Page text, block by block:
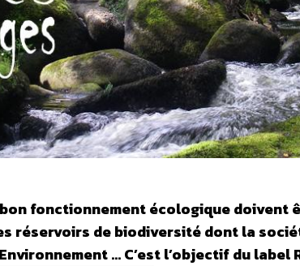
fonctionnement écologique doivent
réservoirs de biodiversité dont la
… C’est l’objectif du label